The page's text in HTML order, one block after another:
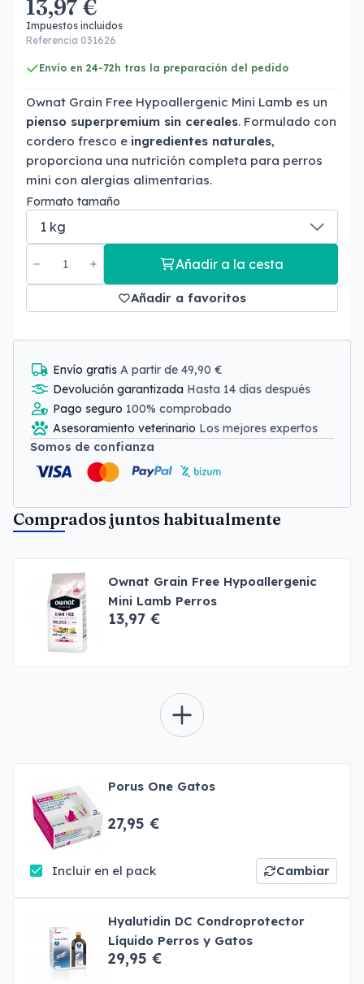
13,97 €
Impuestos incluidos
Referencia 031626
Envío en 24-72h tras la preparación del pedido
Ownat Grain Free Hypoallergenic Mini Lamb es un
pienso superpremium sin cereales. Formulado con
cordero fresco e ingredientes naturales,
proporciona una nutrición completa para perros
mini con alergias alimentarias.
Formato tamaño
Añadir a la cesta
Añadir a favoritos
Envío gratis A partir de 49,90 €
Devolución garantizada Hasta 14 días después
Pago seguro 100% comprobado
Asesoramiento veterinario Los mejores expertos
Somos de confianza
Comprados juntos habitualmente
Ownat Grain Free Hypoallergenic
Mini Lamb Perros
13,97 €
Porus One Gatos
27,95 €
Incluir en el pack Cambiar
Hyalutidin DC Condroprotector
Líquido Perros y Gatos
29,95 €